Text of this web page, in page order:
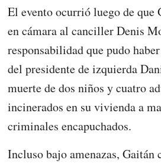
El evento ocurrió luego de que
en cámara al canciller Denis
responsabilidad que pudo
del presidente de izquierda
muerte de dos niños y cuatro
incinerados en su vivienda a
criminales encapuchados.
Incluso bajo amenazas, Gaitán